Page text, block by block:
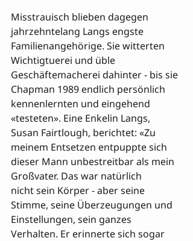
Misstrauisch blieben dagegen
jahrzehntelang Langs engste
Familienangehörige. Sie witterten
Wichtigtuerei und üble
Geschäftemacherei dahinter - bis sie
Chapman 1989 endlich persönlich
kennenlernten und eingehend
«testeten». Eine Enkelin Langs,
Susan Fairtlough, berichtet: «Zu
meinem Entsetzen entpuppte sich
dieser Mann unbestreitbar als mein
Großvater. Das war natürlich
nicht sein Körper - aber seine
Stimme, seine Überzeugungen und
Einstellungen, sein ganzes
Verhalten. Er erinnerte sich sogar